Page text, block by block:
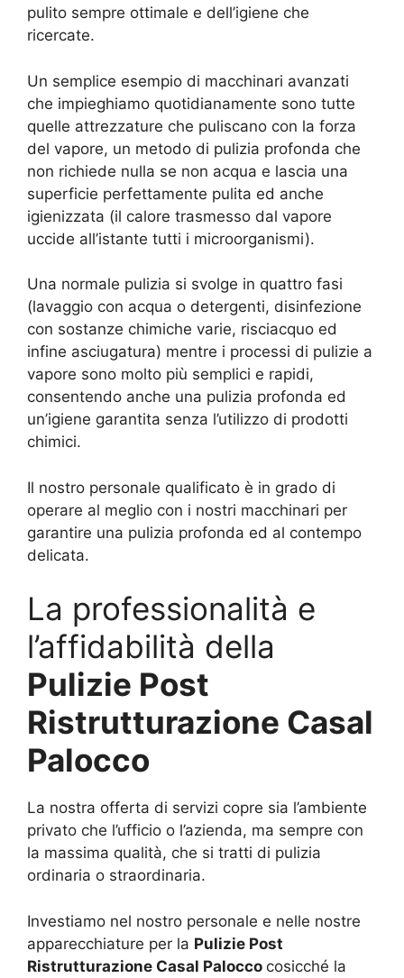
pulito sempre ottimale e dell’igiene che
ricercate.
Un semplice esempio di macchinari avanzati
che impieghiamo quotidianamente sono tutte
quelle attrezzature che puliscano con la forza
del vapore, un metodo di pulizia profonda che
non richiede nulla se non acqua e lascia una
superficie perfettamente pulita ed anche
igienizzata (il calore trasmesso dal vapore
uccide all’istante tutti i microorganismi).
Una normale pulizia si svolge in quattro fasi
(lavaggio con acqua o detergenti, disinfezione
con sostanze chimiche varie, risciacquo ed
infine asciugatura) mentre i processi di pulizie a
vapore sono molto più semplici e rapidi,
consentendo anche una pulizia profonda ed
un’igiene garantita senza l’utilizzo di prodotti
chimici.
Il nostro personale qualificato è in grado di
operare al meglio con i nostri macchinari per
garantire una pulizia profonda ed al contempo
delicata.
La professionalità e
l’affidabilità della
Pulizie Post
Ristrutturazione Casal
Palocco
La nostra offerta di servizi copre sia l’ambiente
privato che l’ufficio o l’azienda, ma sempre con
la massima qualità, che si tratti di pulizia
ordinaria o straordinaria.
Investiamo nel nostro personale e nelle nostre
apparecchiature per la Pulizie Post
Ristrutturazione Casal Palocco cosicché la